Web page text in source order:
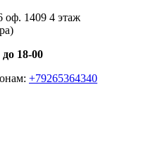
оф. 1409 4 этаж
18-00
+79265364340